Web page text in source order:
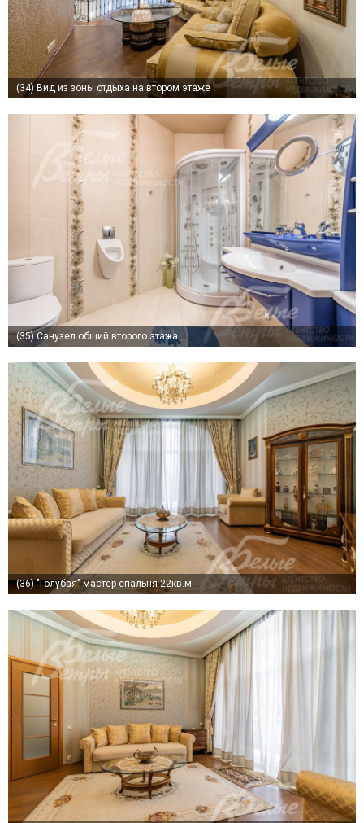
(34) Вид из зоны отдыха на втором этаже
(35)Санузел общий второго этажа
(36)"Голубая" мастер-спальня 22кв.м